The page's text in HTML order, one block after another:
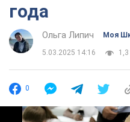
года
Ольга Липич Моя
5.03.2025 14:16 1,3
0